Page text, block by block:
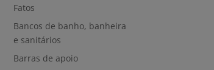
Fatos
Bancos de banho, banheira
e sanitários
Barras de apoio